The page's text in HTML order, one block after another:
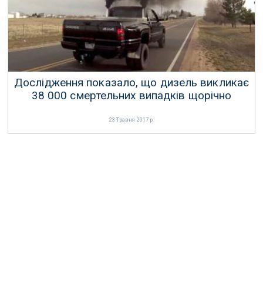
Дослідження показало, що дизель викликає
38 000 смертельних випадків щорічно
23 Травня 2017 р.